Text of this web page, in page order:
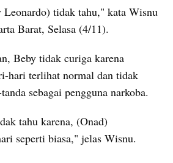
Leonardo) tidak tahu," kata Wisnu
Barat, Selasa (4/11).
Beby tidak curiga karena
hari terlihat normal dan tidak
sebagai pengguna narkoba.
tahu karena, (Onad)
seperti biasa," jelas Wisnu.